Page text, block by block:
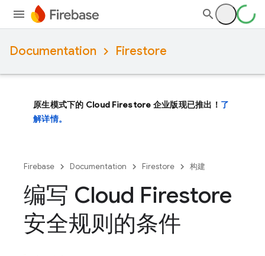
Documentation Firestore
原生模式下的 Cloud Firestore 企业版现已推出！ 了
解详情。
Firebase Documentation Firestore 构建
编写 Cloud Firestore
安全规则的条件